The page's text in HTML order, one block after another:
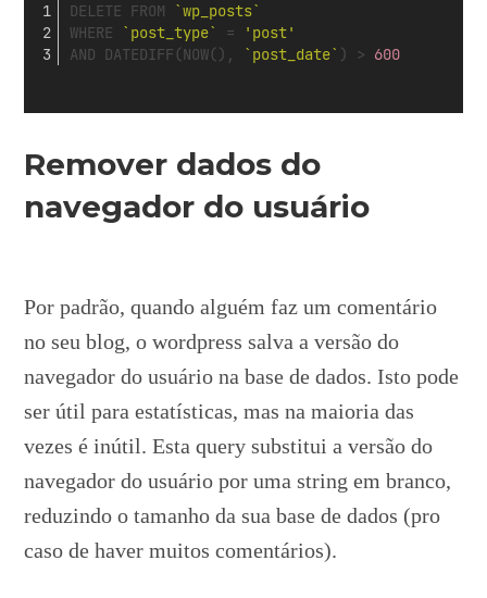
DELETE FROM `wp_posts`
WHERE `post_type` =
'post'
AND DATEDIFF(NOW(), `post_date` ) > 600
Remover dados do
navegador do usuário
Por padrão, quando alguém faz um comentário
no seu blog, o wordpress salva a versão do
navegador do usuário na base de dados. Isto pode
ser útil para estatísticas, mas na maioria das
vezes é inútil. Esta query substitui a versão do
navegador do usuário por uma string em branco,
reduzindo o tamanho da sua base de dados (pro
caso de haver muitos comentários).